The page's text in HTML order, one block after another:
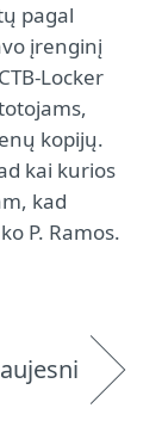
pagal
įrenginį
Locker
kopijų.
kai kurios
kad
P. Ramos.